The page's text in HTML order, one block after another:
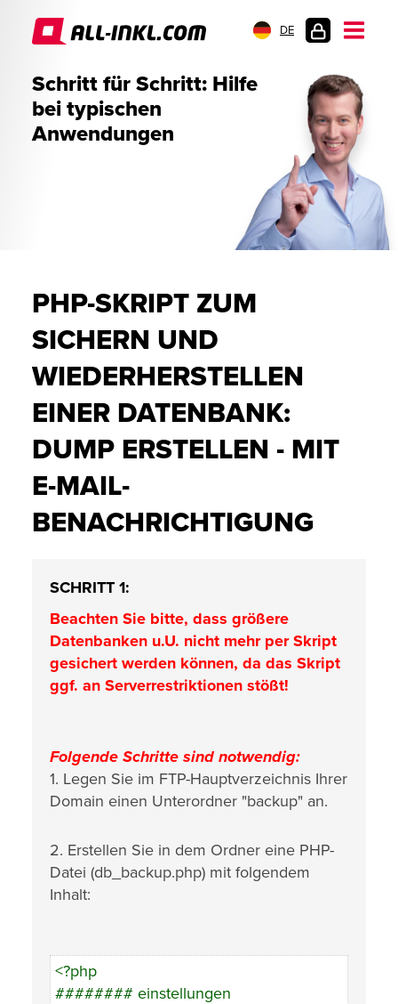
DE
Schritt für Schritt: Hilfe
bei typischen
Anwendungen
PHP-SKRIPT ZUM
SICHERN UND
WIEDERHERSTELLEN
EINER DATENBANK:
DUMP ERSTELLEN - MIT
E-MAIL-
BENACHRICHTIGUNG
SCHRITT 1:
Beachten Sie bitte, dass größere
Datenbanken u.U. nicht mehr per Skript
gesichert werden können, da das Skript
ggf. an Serverrestriktionen stößt!
Folgende Schritte sind notwendig:
1. Legen Sie im FTP-Hauptverzeichnis Ihrer
Domain einen Unterordner "backup" an.
2. Erstellen Sie in dem Ordner eine PHP-
Datei (db_backup.php) mit folgendem
Inhalt:
<?php
######## einstellungen